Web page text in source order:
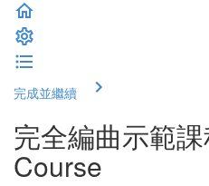
完成並繼續
完全編曲示範
Course